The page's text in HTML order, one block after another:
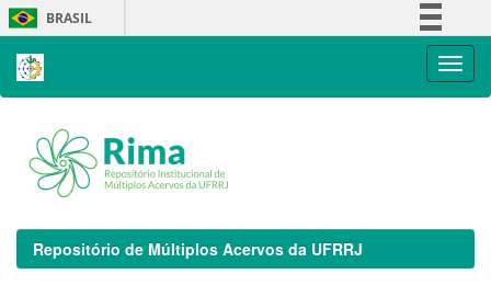
Skip
navigation
BRASIL
Repositório de Múltiplos Acervos da UFRRJ